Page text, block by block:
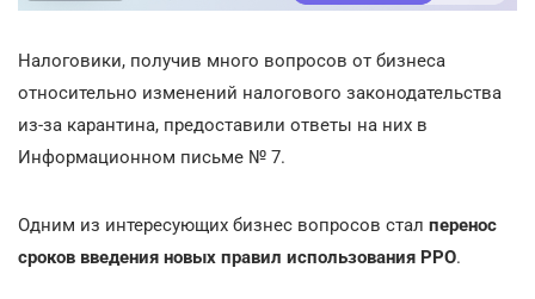
Налоговики, получив много вопросов от бизнеса
относительно изменений налогового законодательства
из-за карантина, предоставили ответы на них в
Информационном письме № 7.
Одним из интересующих бизнес вопросов стал перенос
сроков введения новых правил использования РРО.